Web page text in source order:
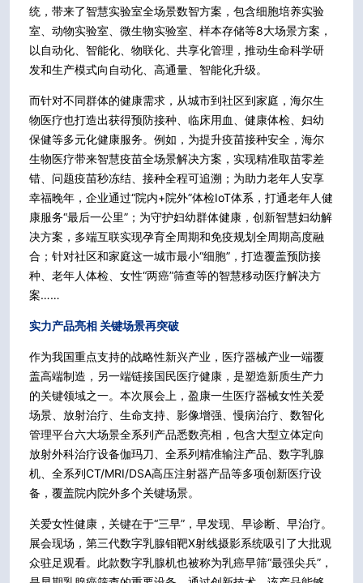
统，带来了智慧实验室全场景数智方案，包含细胞培养实验
室、动物实验室、微生物实验室、样本存储等8大场景方案，
以自动化、智能化、物联化、共享化管理，推动生命科学研
发和生产模式向自动化、高通量、智能化升级。
而针对不同群体的健康需求，从城市到社区到家庭，海尔生
物医疗也打造出获得预防接种、临床用血、健康体检、妇幼
保健等多元化健康服务。例如，为提升疫苗接种安全，海尔
生物医疗带来智慧疫苗全场景解决方案，实现精准取苗零差
错、问题疫苗秒冻结、接种全程可追溯；为助力老年人安享
幸福晚年，企业通过“院内+院外”体检IoT体系，打通老年人健
康服务“最后一公里”；为守护妇幼群体健康，创新智慧妇幼解
决方案，多端互联实现孕育全周期和免疫规划全周期高度融
合；针对社区和家庭这一城市最小“细胞”，打造覆盖预防接
种、老年人体检、女性“两癌”筛查等的智慧移动医疗解决方
案……
实力产品亮相 关键场景再突破
作为我国重点支持的战略性新兴产业，医疗器械产业一端覆
盖高端制造，另一端链接国民医疗健康，是塑造新质生产力
的关键领域之一。本次展会上，盈康一生医疗器械女性关爱
场景、放射治疗、生命支持、影像增强、慢病治疗、数智化
管理平台六大场景全系列产品悉数亮相，包含大型立体定向
放射外科治疗设备伽玛刀、全系列精准输注产品、数字乳腺
机、全系列CT/MRI/DSA高压注射器产品等多项创新医疗设
备，覆盖院内院外多个关键场景。
关爱女性健康，关键在于“三早”，早发现、早诊断、早治疗。
展会现场，第三代数字乳腺钼靶X射线摄影系统吸引了大批观
众驻足观看。此款数字乳腺机也被称为乳癌早筛“最强尖兵”，